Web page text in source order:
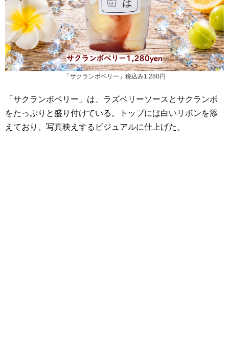
「サクランボベリー」税込み1,280円
「サクランボベリー」は、ラズベリーソースとサクランボ
をたっぷりと盛り付けている。トップには白いリボンを添
えており、写真映えするビジュアルに仕上げた。